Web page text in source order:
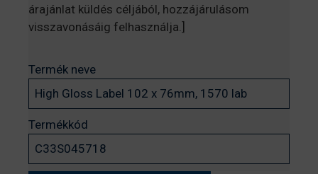
árajánlat küldés céljából, hozzájárulásom
visszavonásáig felhasználja.]
Termék neve
Termékkód